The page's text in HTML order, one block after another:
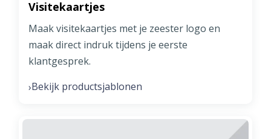
Visitekaartjes
Maak visitekaartjes met je zeester logo en
maak direct indruk tijdens je eerste
klantgesprek.
›Bekijk productsjablonen